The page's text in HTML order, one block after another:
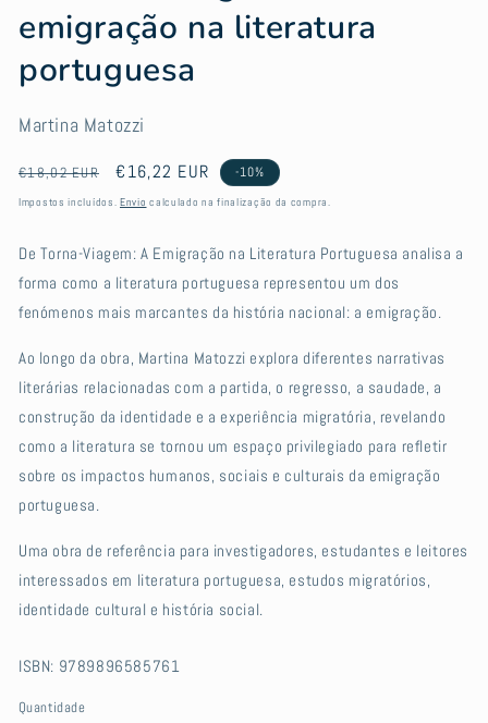
emigração na literatura
portuguesa
Martina Matozzi
Preço
normal
€18,02 EUR
Preço
de
€16,22 EUR -10%
Impostos incluídos. Envio calculado na finalização da compra.
De Torna-Viagem: A Emigração na Literatura Portuguesa analisa a
forma como a literatura portuguesa representou um dos
fenómenos mais marcantes da história nacional: a emigração.
Ao longo da obra, Martina Matozzi explora diferentes narrativas
literárias relacionadas com a partida, o regresso, a saudade, a
construção da identidade e a experiência migratória, revelando
como a literatura se tornou um espaço privilegiado para refletir
sobre os impactos humanos, sociais e culturais da emigração
portuguesa.
Uma obra de referência para investigadores, estudantes e leitores
interessados em literatura portuguesa, estudos migratórios,
identidade cultural e história social.
ISBN: 9789896585761
Quantidade
Quantidade